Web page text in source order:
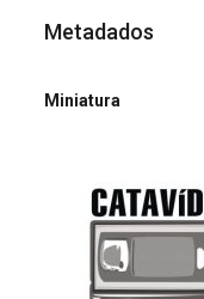
Metadados
Miniatura